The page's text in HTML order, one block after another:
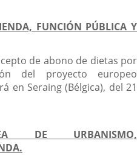
FUNCIÓN PÚBLICA Y
de abono de dietas por
del proyecto europeo
en Seraing (Bélgica), del 21
DE URBANISMO,